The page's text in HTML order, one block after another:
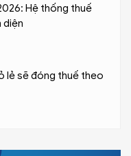
Hệ thống thuế
diện
lẻ sẽ đóng thuế theo